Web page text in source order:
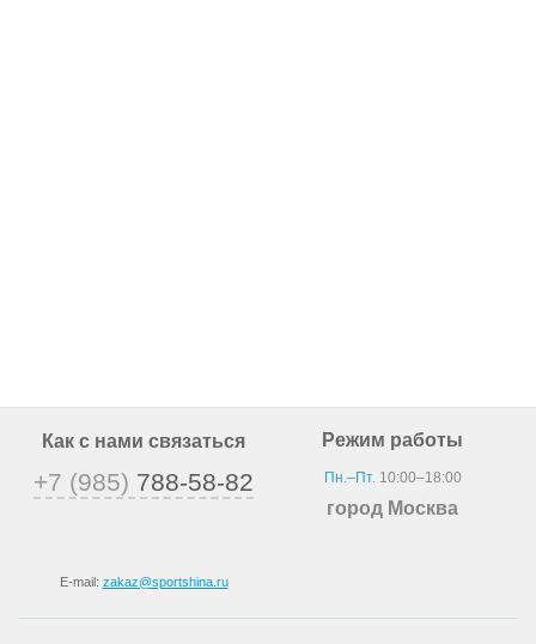
Как с нами связаться
+7 (985) 788-58-82
E-mail: zakaz@sportshina.ru
Режим работы
Пн.–Пт.10:00–18:00
город Москва